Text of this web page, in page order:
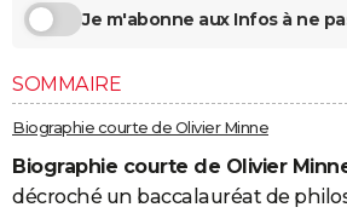
BRICOLAGE
LIFESTYLE
SANTE
Alimentation
Guide de la santé
Maladies
Médicaments
Sommeil
+VOYAGE
Je m'abonne aux Infos à ne
SOMMAIRE
Biographie courte de Olivier Minne
Biographie courte de Olivier
décroché un baccalauréat de